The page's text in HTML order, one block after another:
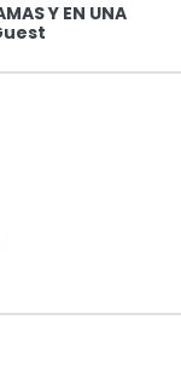
Y EN UNA